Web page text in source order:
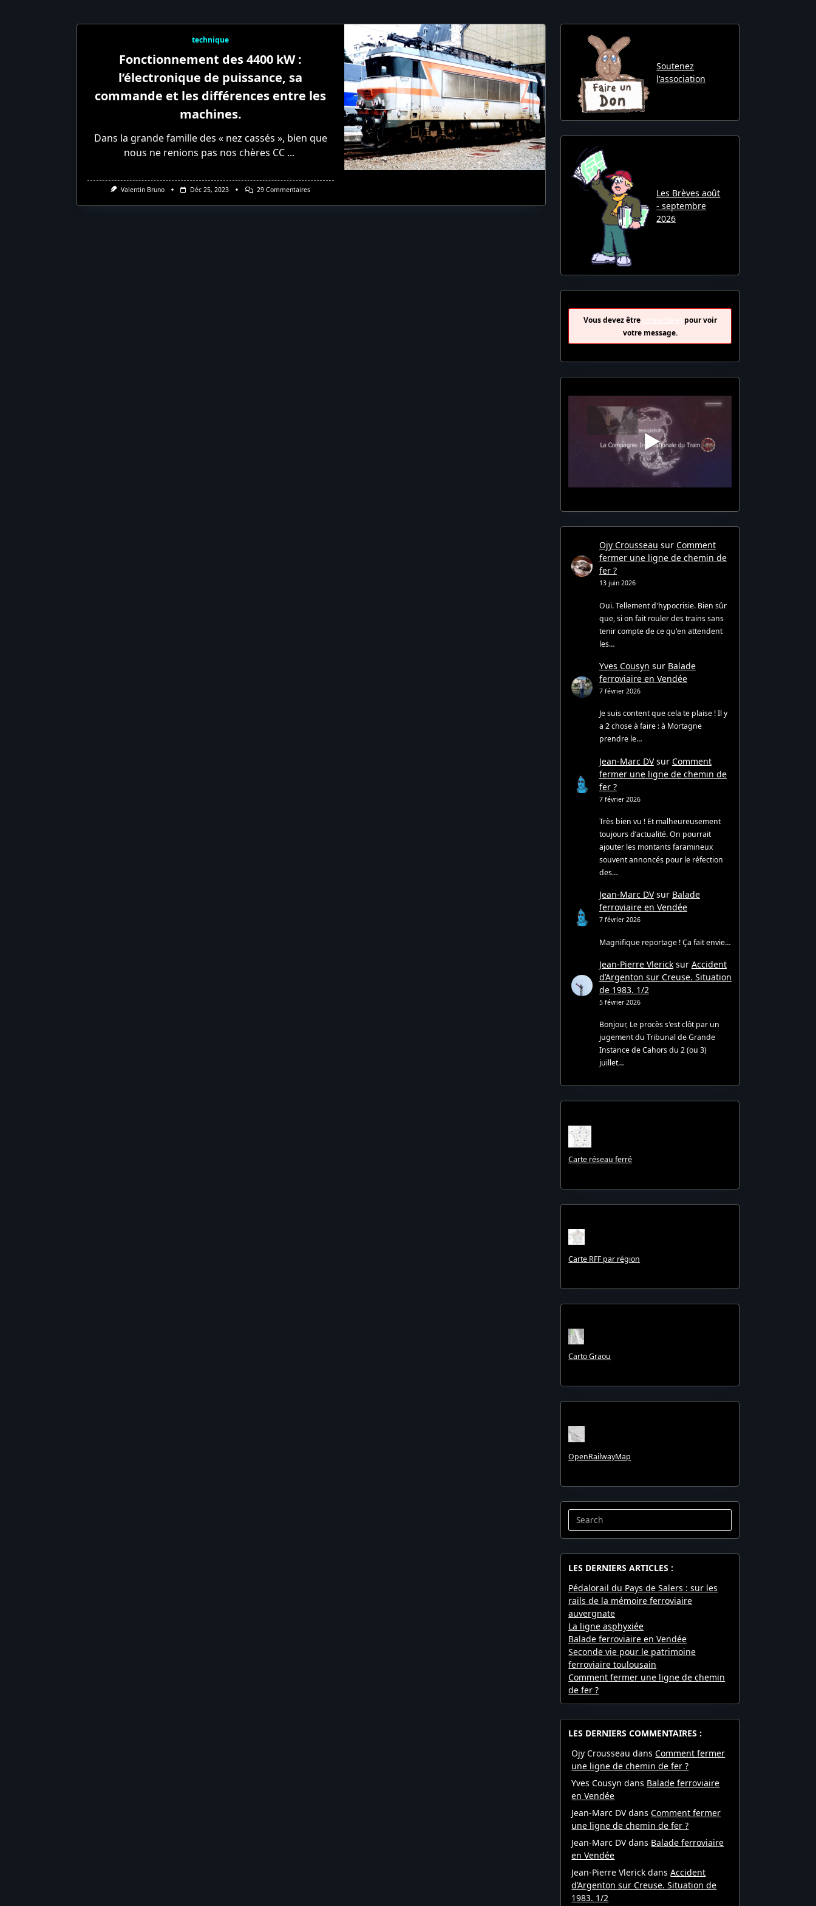
technique
Fonctionnement des 4400 kW :
l’électronique de puissance, sa
commande et les différences entre les
machines.
Dans la grande famille des « nez cassés », bien que
nous ne renions pas nos chères CC ...
Valentin Bruno Déc 25, 2023 29 CommentairesSur
Des
Soutenez
l'association
Les Brèves août
- septembre
2026
Vous devez être
pour voir
votre message.
Ojy Crousseau sur Comment
fermer une ligne de chemin de
fer ?
13 juin 2026
Oui. Tellement d'hypocrisie. Bien sûr
que, si on fait rouler des trains sans
tenir compte de ce qu'en attendent
les…
Yves Cousyn sur Balade
ferroviaire en Vendée
7 février 2026
Je suis content que cela te plaise ! Il y
a 2 chose à faire : à Mortagne
prendre le…
Jean-Marc DVsur Comment
fermer une ligne de chemin de
fer ?
7 février 2026
Très bien vu ! Et malheureusement
toujours d’actualité. On pourrait
ajouter les montants faramineux
souvent annoncés pour le réfection
des…
Jean-Marc DVsur Balade
ferroviaire en Vendée
7 février 2026
Magnifique reportage ! Ça fait envie…
Jean-Pierre Vlericksur Accident
d’Argenton sur Creuse. Situation
de 1983. 1/2
5 février 2026
Bonjour, Le procès s'est clôt par un
jugement du Tribunal de Grande
Instance de Cahors du 2 (ou 3)
juillet…
Carte réseau ferré
Carte RFF par région
Carto Graou
OpenRailwayMap
Search
for:
LES DERNIERS ARTICLES :
Pédalorail du Pays de Salers : sur les
rails de la mémoire ferroviaire
auvergnate
La ligne asphyxiée
Balade ferroviaire en Vendée
Seconde vie pour le patrimoine
ferroviaire toulousain
Comment fermer une ligne de chemin
de fer ?
LES DERNIERS COMMENTAIRES :
Ojy Crousseau dansComment fermer
une ligne de chemin de fer ?
Yves Cousyn dans Balade ferroviaire
en Vendée
Jean-Marc DVdansComment fermer
une ligne de chemin de fer ?
Jean-Marc DVdans Balade ferroviaire
en Vendée
Jean-Pierre Vlerick dansAccident
d’Argenton sur Creuse. Situation de
1983. 1/2